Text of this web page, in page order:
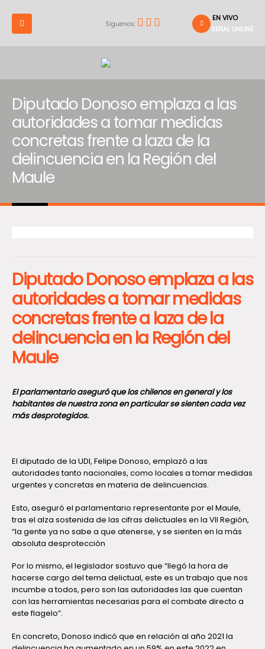
Síguenos:
EN VIVO
SEÑAL ONLINE
Diputado Donoso emplaza a las
autoridades a tomar medidas
concretas frente a laza de la
delincuencia en la Región del
Maule
Diputado Donoso emplaza a las
autoridades a tomar medidas
concretas frente a laza de la
delincuencia en la Región del
Maule
El parlamentario aseguró que los chilenos en general y los
habitantes de nuestra zona en particular se sienten cada vez
más desprotegidos.
El diputado de la UDI, Felipe Donoso, emplazó a las
autoridades tanto nacionales, como locales a tomar medidas
urgentes y concretas en materia de delincuencias.
Esto, aseguró el parlamentario representante por el Maule,
tras el alza sostenida de las cifras delictuales en la VII Región,
“la gente ya no sabe a que atenerse, y se sienten en la más
absoluta desprotección
Por lo mismo, el legislador sostuvo que “llegó la hora de
hacerse cargo del tema delictual, este es un trabajo que nos
incumbe a todos, pero son las autoridades las que cuentan
con las herramientas necesarias para el combate directo a
este flagelo”.
En concreto, Donoso indicó que en relación al año 2021 la